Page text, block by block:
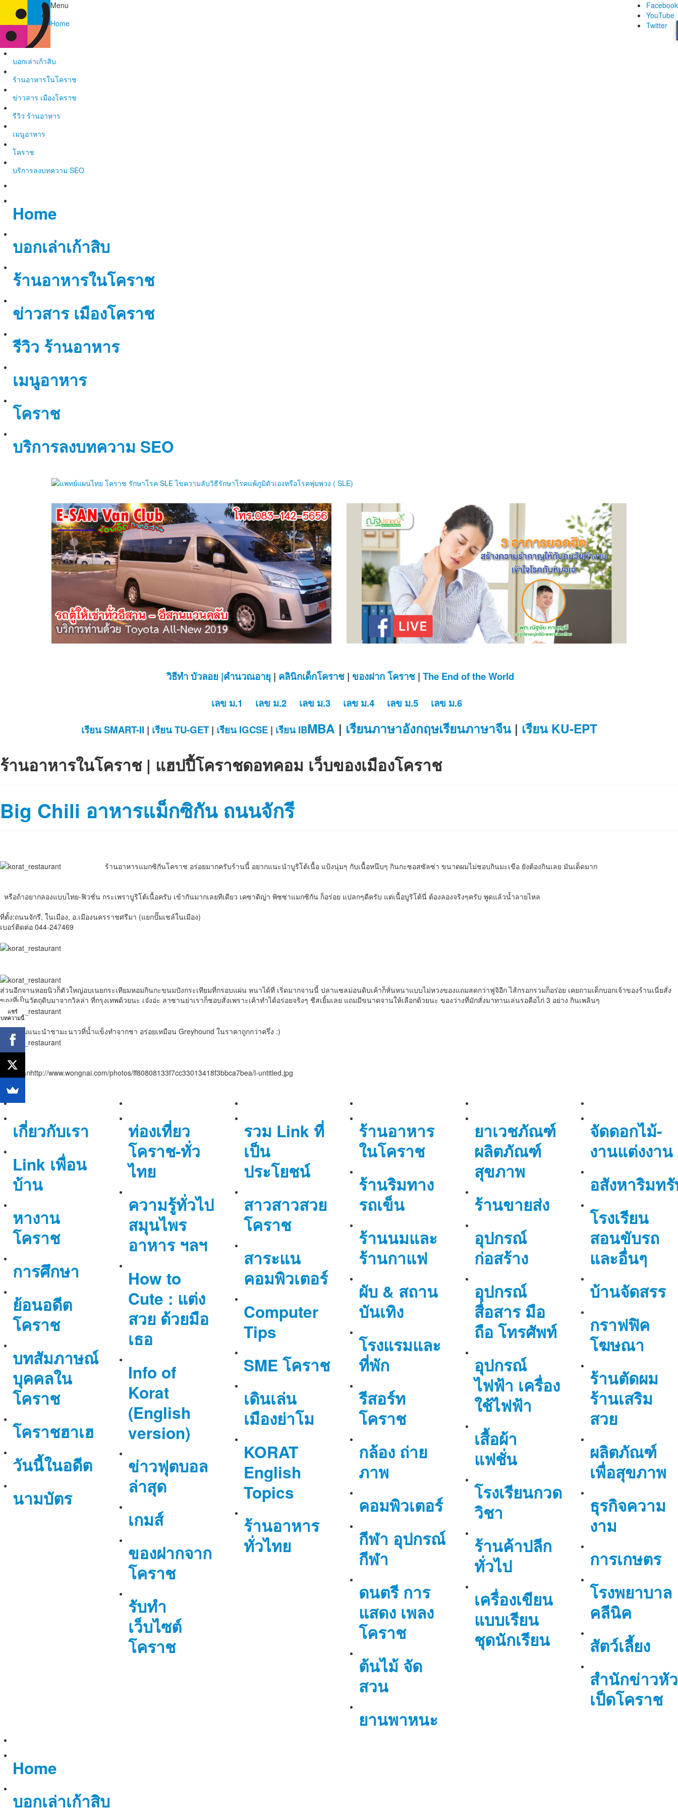
Facebook
YouTube
Twitter
Menu
Home
บอกเล่าเก้าสิบ
ร้านอาหารในโคราช
ข่าวสาร เมืองโคราช
รีวิว ร้านอาหาร
เมนูอาหาร
โคราช
บริการลงบทความ SEO
Home
บอกเล่าเก้าสิบ
ร้านอาหารในโคราช
ข่าวสาร เมืองโคราช
รีวิว ร้านอาหาร
เมนูอาหาร
โคราช
บริการลงบทความ SEO
วิธีทำ บัวลอย |คำนวณอายุ | คลินิกเด็กโคราช | ของฝาก โคราช | The End of the World
เลข ม.1
เลข ม.2 เลข ม.3 เลข ม.4 เลข ม.5
เลข ม.6
เรียน SMART-II | เรียน TU-GET| เรียน IGCSE| เรียน IBMBA | เรียนภาษาอังกฤษเรียนภาษาจีน| เรียน KU-EPT
ร้านอาหารในโคราช | แฮปปี้โคราชดอทคอม เว็บของเมืองโคราช
Big Chili อาหารแม็กซิกัน ถนนจักรี
ร้านอาหารแมกซิกันโคราช อร่อยมากครับร้านนี้ อยากแนะนำบูริโต้เนื้อ แป้งนุ่มๆ กับเนื้อหนึบๆ กินกะซอสซัลซ่า ขนาดผมไม่ชอบกินมะเขือ ยังต้องกินเลย มันเด็ดมาก
หรือถ้าอยากลองแบบไทย-ฟิวชั่น กระเพราบูริโต้เนื้อครับ เข้ากันมากเลยทีเดียว เคซาดิญ่า พิซซ่าแมกซิกัน ก็อร่อย แปลกๆดีครับ แต่เนื้อบูริโต้นี่ ต้องลองจริงๆครับ พูดแล้วน้ำลายไหล
ที่ตั้ง:ถนนจักรี, ในเมือง, อ.เมืองนครราชศรีมา (แยกปั๊มเชล์ในเมือง)
เบอร์ติดต่อ 044-247469
ส่วนอีกจานหอยนิวก็ตัวใหญ่อบเนยกระเทียมหอมกินกะขนมปังกระเทียมที่กรอบแผ่น หนาได้ที่ เริ่ดมากจานนี้ ปลาแซลม่อนดิบเค้าก็หั่นหนาแบบไม่หวงของแถมสดกว่าฟูจิอีก ไส้กรอกรวมก็อร่อย เคยถามเด็กบอกเจ้าของร้านเนี่ยสั่ง
ของที่เป็นวัตถุดิบมาจากวิลล่า ที่กรุงเทพด้วยนะ เจ๋งอ่ะ ลาซานย่าเราก็ชอบสั่งเพราะเค้าทำได้อร่อยจริงๆ ชีสเยิ้มเลย แถมมีขนาดจานให้เลือกด้วยนะ ของว่างที่มักสั่งมาทานเล่นรอคือไก่ 3 อย่าง กินเพลินๆ
เครื่องดื่มแนะนำชามะนาวที่น้ำแข็งทำจากชา อร่อยเหมือน Greyhound ในราคาถูกกว่าครึ่ง :)
ข้อมูลจากhttp://www.wongnai.com/photos/ff80808133f7cc33013418f3bbca7bea/l-untitled.jpg
เกี่ยวกับเรา
Link เพื่อน
บ้าน
หางาน
โคราช
การศึกษา
ย้อนอดีต
โคราช
บทสัมภาษณ์
บุคคลใน
โคราช
โคราชฮาเฮ
วันนี้ในอดีต
นามบัตร
ท่องเที่ยว
โคราช-ทั่ว
ไทย
ความรู้ทั่วไป
สมุนไพร
อาหาร ฯลฯ
How to
Cute : แต่ง
สวย ด้วยมือ
เธอ
Info of
Korat
(English
version)
ข่าวฟุตบอล
ล่าสุด
เกมส์
ของฝากจาก
โคราช
รับทำ
เว็บไซต์
โคราช
รวม Link ที่
เป็น
ประโยชน์
สาวสาวสวย
โคราช
สาระแน
คอมพิวเตอร์
Computer
Tips
SME โคราช
เดินเล่น
เมืองย่าโม
KORAT
English
Topics
ร้านอาหาร
ทั่วไทย
ร้านอาหาร
ในโคราช
ร้านริมทาง
รถเข็น
ร้านนมและ
ร้านกาแฟ
ผับ & สถาน
บันเทิง
โรงแรมและ
ที่พัก
รีสอร์ท
โคราช
กล้อง ถ่าย
ภาพ
คอมพิวเตอร์
กีฬา อุปกรณ์
กีฬา
ดนตรี การ
แสดง เพลง
โคราช
ต้นไม้ จัด
สวน
ยานพาหนะ
ยาเวชภัณฑ์
ผลิตภัณฑ์
สุขภาพ
ร้านขายส่ง
อุปกรณ์
ก่อสร้าง
อุปกรณ์
สื่อสาร มือ
ถือ โทรศัพท์
อุปกรณ์
ไฟฟ้า เครื่อง
ใช้ไฟฟ้า
เสื้อผ้า
แฟชั่น
โรงเรียนกวด
วิชา
ร้านค้าปลีก
ทั่วไป
เครื่องเขียน
แบบเรียน
ชุดนักเรียน
จัดดอกไม้-
งานแต่งงาน
อสังหาริมท
โรงเรียน
สอนขับรถ
และอื่นๆ
บ้านจัดสรร
กราฟฟิค
โฆษณา
ร้านตัดผม
ร้านเสริม
สวย
ผลิตภัณฑ์
เพื่อสุขภาพ
ธุรกิจความ
งาม
การเกษตร
โรงพยาบาล
คลีนิค
สัตว์เลี้ยง
สำนักข่าวหัว
เป็ดโคราช
Home
บอกเล่าเก้าสิบ
แชร์
บทความนี้